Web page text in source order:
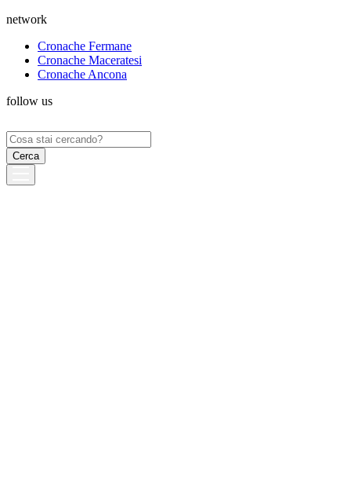
network
Cronache Fermane
Cronache Maceratesi
Cronache Ancona
follow us
Ricerca
per: